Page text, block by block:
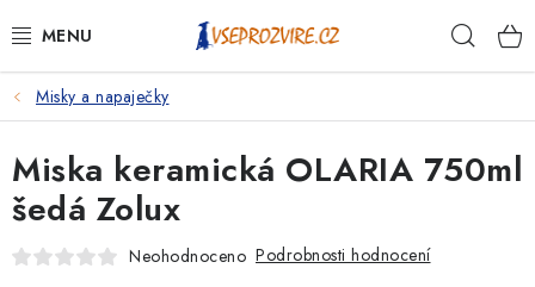
na
PSI
KOČKY
KONĚ
Misky a napaječky
Miska keramická OLARIA 750ml
šedá Zolux
Neohodnoceno Podrobnosti hodnocení